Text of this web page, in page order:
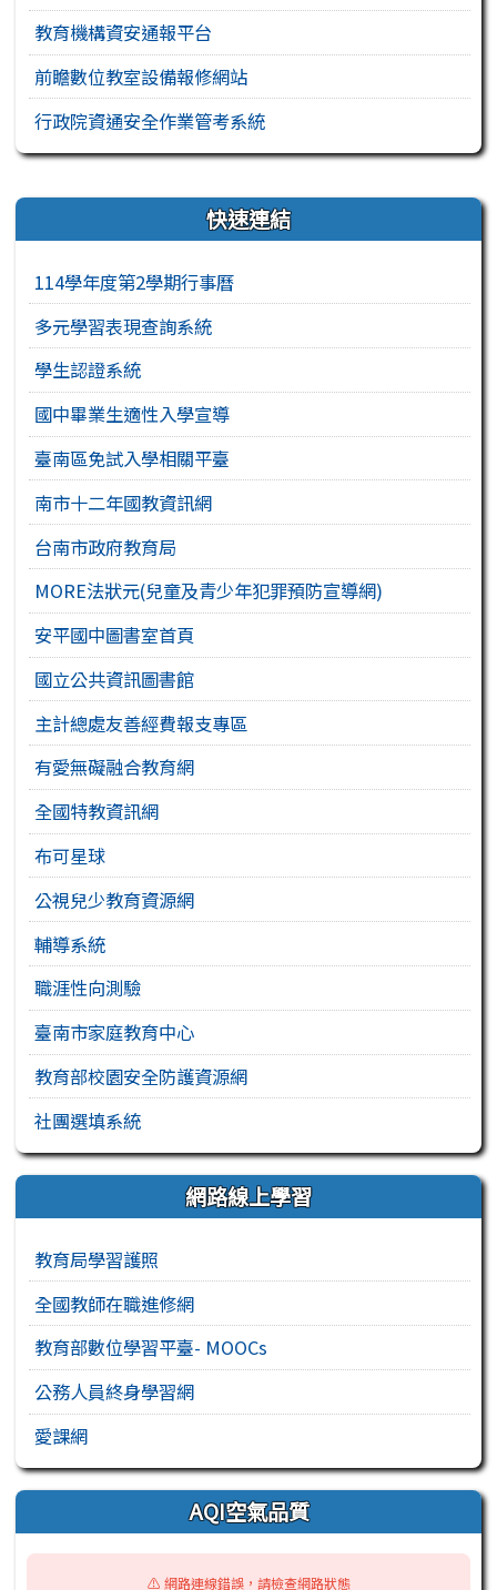
教育機構資安通報平台
前瞻數位教室設備報修網站
行政院資通安全作業管考系統
右邊區域內容 快速連結
114學年度第2學期行事曆
多元學習表現查詢系統
學生認證系統
國中畢業生適性入學宣導
臺南區免試入學相關平臺
南市十二年國教資訊網
台南市政府教育局
MORE法狀元(兒童及青少年犯罪預防宣導網)
安平國中圖書室首頁
國立公共資訊圖書館
主計總處友善經費報支專區
有愛無礙融合教育網
全國特教資訊網
布可星球
公視兒少教育資源網
輔導系統
職涯性向測驗
臺南市家庭教育中心
教育部校園安全防護資源網
社團選填系統
網路線上學習
教育局學習護照
全國教師在職進修網
教育部數位學習平臺- MOOCs
公務人員終身學習網
愛課網
AQI空氣品質
⚠️ 網路連線錯誤，請檢查網路狀態